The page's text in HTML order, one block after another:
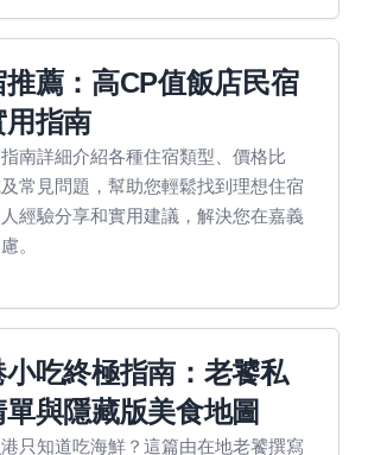
薦：高CP值飯店民宿
指南
南詳細介紹各種住宿類型、價格比
常見問題，幫助您輕鬆找到理想住宿
經驗分享和實用建議，解決您在嘉義
。
吃終極指南：老饕私
與隱藏版美食地圖
只知道吃海鮮？這篇由在地老饕撰寫